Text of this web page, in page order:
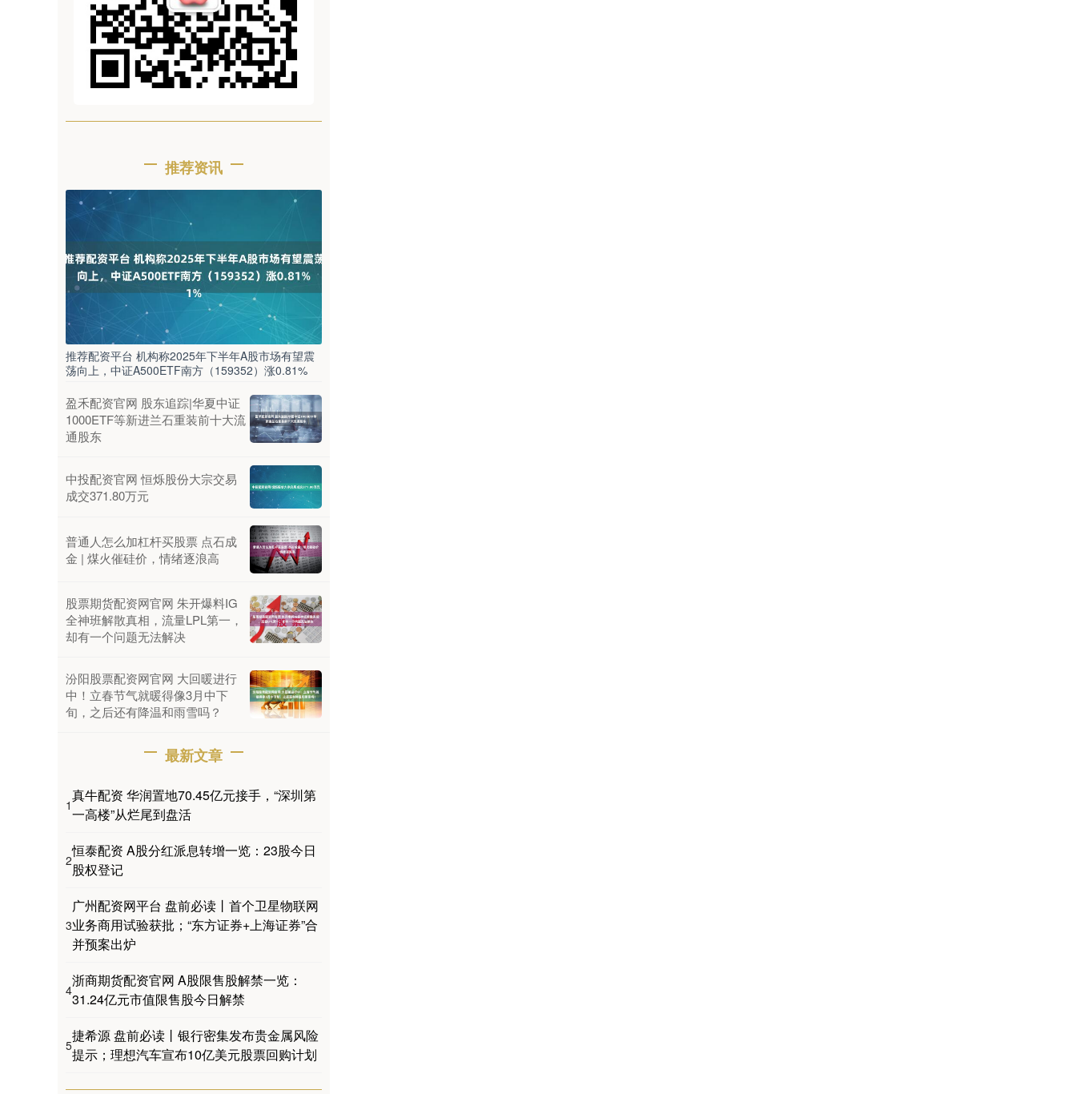
推荐资讯
推荐配资平台 机构称2025年下半年A股市场有望震
荡向上，中证A500ETF南方（159352）涨0.81%
盈禾配资官网 股东追踪|华夏中证
1000ETF等新进兰石重装前十大流
通股东
中投配资官网 恒烁股份大宗交易
成交371.80万元
普通人怎么加杠杆买股票 点石成
金 | 煤火催硅价，情绪逐浪高
股票期货配资网官网 朱开爆料IG
全神班解散真相，流量LPL第一，
却有一个问题无法解决
汾阳股票配资网官网 大回暖进行
中！立春节气就暖得像3月中下
旬，之后还有降温和雨雪吗？
最新文章
1
真牛配资 华润置地70.45亿元接手，“深圳第
一高楼”从烂尾到盘活
2
恒泰配资 A股分红派息转增一览：23股今日
股权登记
3
广州配资网平台 盘前必读丨首个卫星物联网
业务商用试验获批；“东方证券+上海证券”合
并预案出炉
4
浙商期货配资官网 A股限售股解禁一览：
31.24亿元市值限售股今日解禁
5
捷希源 盘前必读丨银行密集发布贵金属风险
提示；理想汽车宣布10亿美元股票回购计划